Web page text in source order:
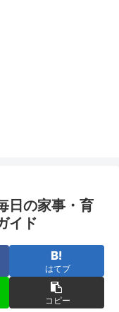
日の家事・育
イド
はてブ
コピー